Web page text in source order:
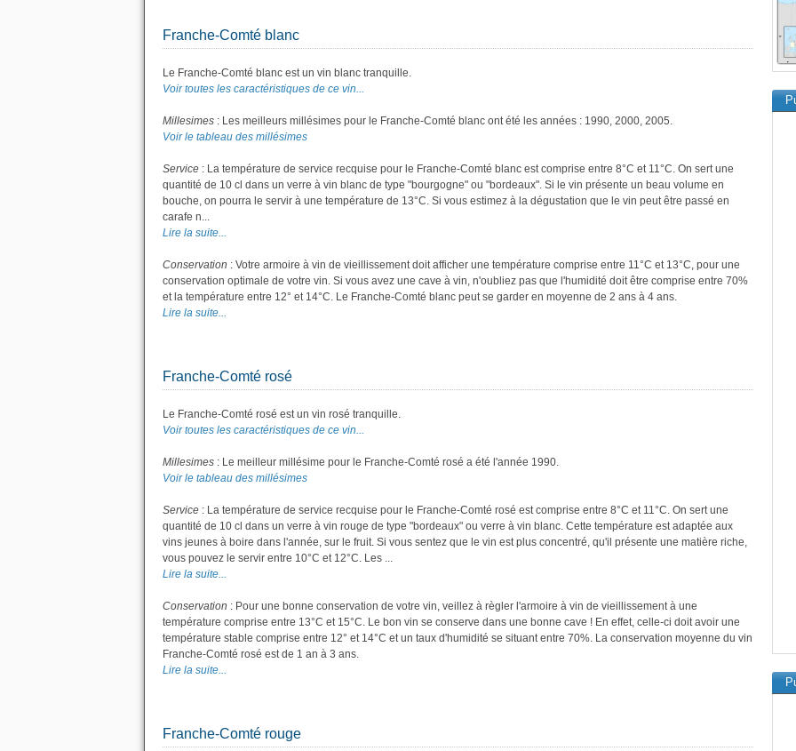
Franche-Comté blanc
Le Franche-Comté blanc est un vin blanc tranquille.
Voir toutes les caractéristiques de ce vin...
Millesimes : Les meilleurs millésimes pour le Franche-Comté blanc ont été les années : 1990, 2000, 2005.
Voir le tableau des millésimes
Service : La température de service recquise pour le Franche-Comté blanc est comprise entre 8°C et 11°C. On sert une
quantité de 10 cl dans un verre à vin blanc de type "bourgogne" ou "bordeaux". Si le vin présente un beau volume en
bouche, on pourra le servir à une température de 13°C. Si vous estimez à la dégustation que le vin peut être passé en
carafe n...
Lire la suite...
Conservation : Votre armoire à vin de vieillissement doit afficher une température comprise entre 11°C et 13°C, pour une
conservation optimale de votre vin. Si vous avez une cave à vin, n'oubliez pas que l'humidité doit être comprise entre 70%
et la température entre 12° et 14°C. Le Franche-Comté blanc peut se garder en moyenne de 2 ans à 4 ans.
Lire la suite...
Franche-Comté rosé
Le Franche-Comté rosé est un vin rosé tranquille.
Voir toutes les caractéristiques de ce vin...
Millesimes : Le meilleur millésime pour le Franche-Comté rosé a été l'année 1990.
Voir le tableau des millésimes
Service : La température de service recquise pour le Franche-Comté rosé est comprise entre 8°C et 11°C. On sert une
quantité de 10 cl dans un verre à vin rouge de type "bordeaux" ou verre à vin blanc. Cette température est adaptée aux
vins jeunes à boire dans l'année, sur le fruit. Si vous sentez que le vin est plus concentré, qu'il présente une matière riche,
vous pouvez le servir entre 10°C et 12°C. Les ...
Lire la suite...
Conservation : Pour une bonne conservation de votre vin, veillez à règler l'armoire à vin de vieillissement à une
température comprise entre 13°C et 15°C. Le bon vin se conserve dans une bonne cave ! En effet, celle-ci doit avoir une
température stable comprise entre 12° et 14°C et un taux d'humidité se situant entre 70%. La conservation moyenne du vin
Franche-Comté rosé est de 1 an à 3 ans.
Lire la suite...
Franche-Comté rouge